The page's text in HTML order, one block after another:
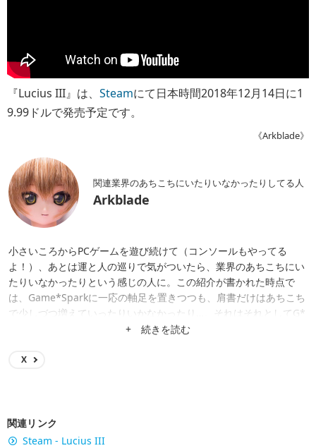
『Lucius III』は、 Steamにて日本時間2018年12月14日に1
9.99ドルで発売予定です。
《Arkblade》
関連業界のあちこちにいたりいなかったりしてる人
Arkblade
小さいころからPCゲームを遊び続けて（コンソールもやってる
よ！）、あとは運と人の巡りで気がついたら、業界のあちこちにい
たりいなかったりという感じの人に。この紹介が書かれた時点で
は、Game*Sparkに一応の軸足を置きつつも、肩書だけはあちこち
で少しづつ増えていったりいかなかったり…。それはそれとしてG*
Sが日本一宇宙SFゲームに強いメディアになったりしないかな。
+ 続きを読む
X
関連リンク
Steam - Lucius III